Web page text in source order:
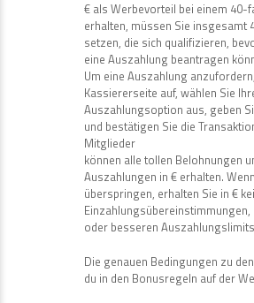
€ als Werbevorteil bei einem 40-
erhalten, müssen Sie insgesamt
setzen, die sich qualifizieren,
eine Auszahlung beantragen
Um eine Auszahlung
Kassiererseite auf, wählen Sie
Auszahlungsoption aus, geben
und bestätigen Sie die
Mitglieder
können alle tollen Belohnungen
Auszahlungen in € erhalten.
überspringen, erhalten Sie in €
oder besseren
Die genauen Bedingungen zu
du in den Bonusregeln auf der